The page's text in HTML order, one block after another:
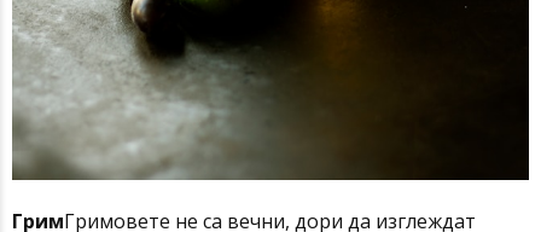
ГримГримовете не са вечни, дори да изглеждат